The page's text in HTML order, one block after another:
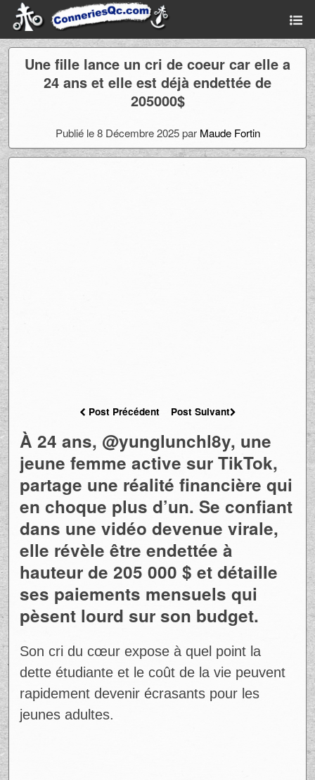
Une fille lance un cri de coeur car elle a
24 ans et elle est déjà endettée de
205000$
Publié le 8 Décembre 2025 par Maude Fortin
Post Précédent Post Suivant
À 24 ans, @yunglunchl8y, une
jeune femme active sur TikTok,
partage une réalité financière qui
en choque plus d’un. Se confiant
dans une vidéo devenue virale,
elle révèle être endettée à
hauteur de 205 000 $ et détaille
ses paiements mensuels qui
pèsent lourd sur son budget.
Son cri du cœur expose à quel point la
dette étudiante et le coût de la vie peuvent
rapidement devenir écrasants pour les
jeunes adultes.​